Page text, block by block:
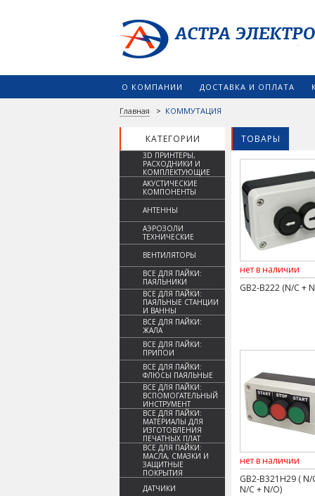
О КОМПАНИИ ДОСТАВКА И ОПЛАТА
Главная > КОММУТАЦИЯ
КАТЕГОРИИ ТОВАРЫ
3D ПРИНТЕРЫ,
РАСХОДНИКИ И
КОМПЛЕКТУЮЩИЕ
АКУСТИЧЕСКИЕ
КОМПОНЕНТЫ
АНТЕННЫ
АЭРОЗОЛИ
ТЕХНИЧЕСКИЕ
ВЕНТИЛЯТОРЫ
ВСЕ ДЛЯ ПАЙКИ:
ПАЯЛЬНИКИ
ВСЕ ДЛЯ ПАЙКИ:
ПАЯЛЬНЫЕ СТАНЦИИ
И ВАННЫ
ВСЕ ДЛЯ ПАЙКИ:
ЖАЛА
ВСЕ ДЛЯ ПАЙКИ:
ПРИПОИ
ВСЕ ДЛЯ ПАЙКИ:
ФЛЮСЫ ПАЯЛЬНЫЕ
ВСЕ ДЛЯ ПАЙКИ:
ВСПОМОГАТЕЛЬНЫЙ
ИНСТРУМЕНТ
ВСЕ ДЛЯ ПАЙКИ:
МАТЕРИАЛЫ ДЛЯ
ИЗГОТОВЛЕНИЯ
ПЕЧАТНЫХ ПЛАТ
ВСЕ ДЛЯ ПАЙКИ:
МАСЛА, СМАЗКИ И
ЗАЩИТНЫЕ
ПОКРЫТИЯ
ДАТЧИКИ
нет в наличии
GB2-B222 (N/C +
нет в наличии
GB2-B321H29 ( N/
N/C + N/O)